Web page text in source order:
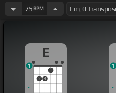
bailando [D]en el twist.
75 BPM
E
2 3
1
1 1